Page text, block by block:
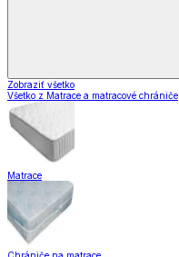
Zobraziť všetko
Všetko z Matrace a matracové chrániče
Matrace